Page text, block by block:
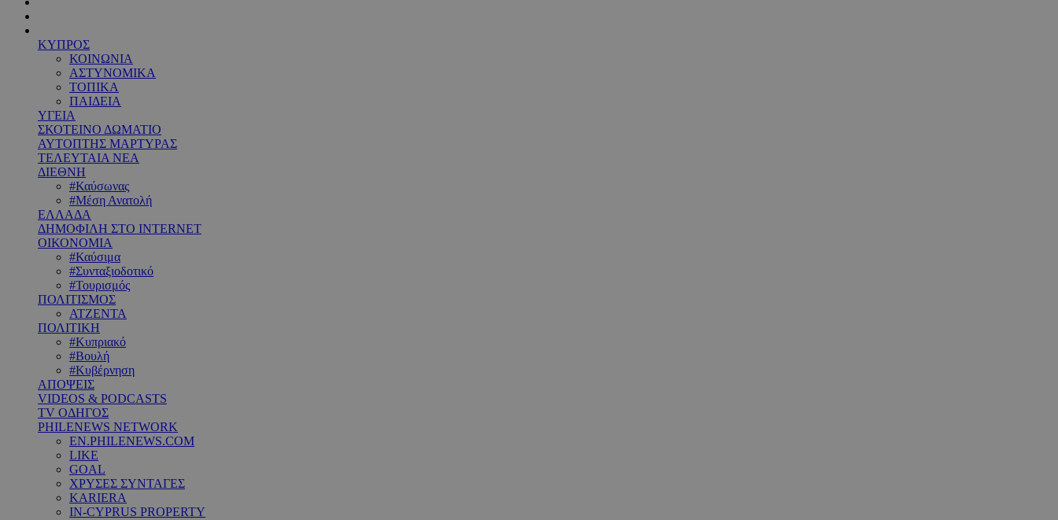
ΚΥΠΡΟΣ
ΚΟΙΝΩΝΙΑ
ΑΣΤΥΝΟΜΙΚΑ
ΤΟΠΙΚΑ
ΠΑΙΔΕΙΑ
ΥΓΕΙΑ
ΣΚΟΤΕΙΝΟ ΔΩΜΑΤΙΟ
ΑΥΤΟΠΤΗΣ ΜΑΡΤΥΡΑΣ
ΤΕΛΕΥΤΑΙΑ ΝΕΑ
ΔΙΕΘΝΗ
#Καύσωνας
#Μέση Ανατολή
ΕΛΛΑΔΑ
ΔΗΜΟΦΙΛΗ ΣΤΟ INTERNET
ΟΙΚΟΝΟΜΙΑ
#Καύσιμα
#Συνταξιοδοτικό
#Τουρισμός
ΠΟΛΙΤΙΣΜΟΣ
ΑΤΖΕΝΤΑ
ΠΟΛΙΤΙΚΗ
#Κυπριακό
#Βουλή
#Κυβέρνηση
ΑΠΟΨΕΙΣ
VIDEOS & PODCASTS
TV ΟΔΗΓΟΣ
PHILENEWS NETWORK
EN.PHILENEWS.COM
LIKE
GOAL
ΧΡΥΣΕΣ ΣΥΝΤΑΓΕΣ
KARIERA
IN-CYPRUS PROPERTY